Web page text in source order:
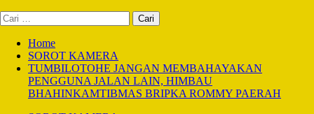
Cari
untuk:
Home
SOROT KAMERA
TUMBILOTOHE JANGAN MEMBAHAYAKAN
PENGGUNA JALAN LAIN, HIMBAU
BHAHINKAMTIBMAS BRIPKA ROMMY PAERAH